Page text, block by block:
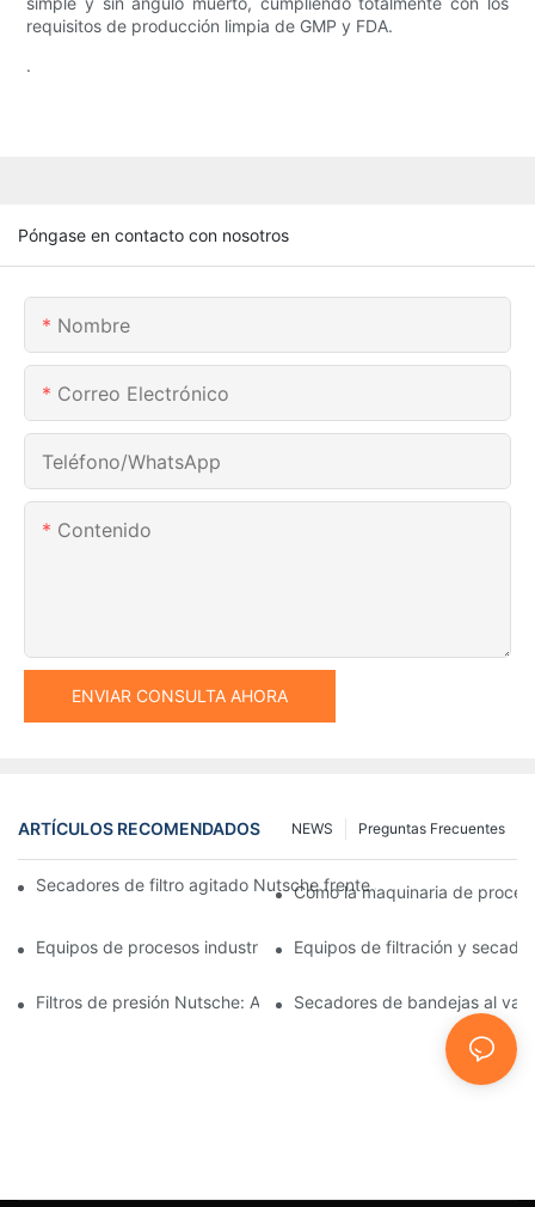
requisitos de producción limpia de GMP y FDA.
.
Póngase en contacto con nosotros
Nombre
Correo Electrónico
Teléfono/WhatsApp
Contenido
ENVIAR CONSULTA AHORA
ARTÍCULOS RECOMENDADOS Preguntas Frecuentes
NEWS
Secadores de filtro agitado Nutsche frente a otros métodos de
Cómo la maquinaria de
Equipos de procesos industriales: innovaciones que moldean el
Equipos de filtración y
Filtros de presión Nutsche: Aplicaciones en las industrias
Secadores de bandejas al